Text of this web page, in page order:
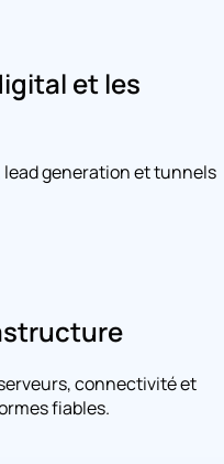
et les
generation et tunnels
connectivité et
fiables.